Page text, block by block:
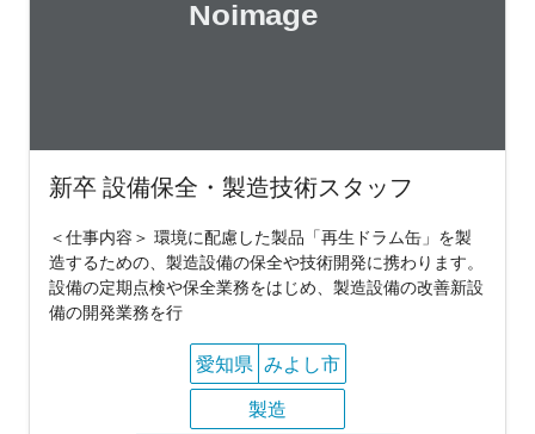
新卒 設備保全・製造技術スタッフ
＜仕事内容＞ 環境に配慮した製品「再生ドラム缶」を製
造するための、製造設備の保全や技術開発に携わります。
設備の定期点検や保全業務をはじめ、製造設備の改善新設
備の開発業務を行
愛知県 みよし市
製造